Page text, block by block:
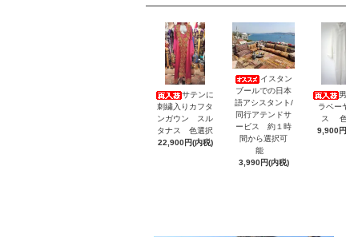
サテンに
刺繍入りカフタ
ンガウン スル
タナス 色選択
22,900円(内税)
イスタン
ブールでの日本
語アシスタント/
同行アテンドサ
ービス 約１時
間から選択可
能
3,990円(内税)
ラベー
ス 色
9,900